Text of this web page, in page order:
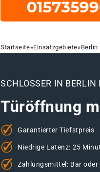
Startseite»Einsatzgebiete»Berlin
SCHLOSSER IN
Türöffnung
Garantierter Tiefstpreis
Niedrige Latenz: 25
Zahlungsmittel: Bar oder